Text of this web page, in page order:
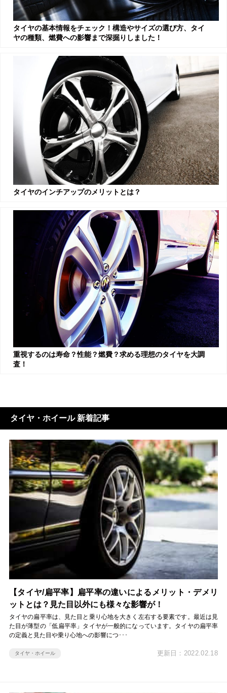
タイヤの基本情報をチェック！構造やサイズの選び方、タイ
ヤの種類、燃費への影響まで深掘りしました！
タイヤのインチアップのメリットとは？
重視するのは寿命？性能？燃費？求める理想のタイヤを大調
査！
タイヤ・ホイール 新着記事
【タイヤ/扁平率】扁平率の違いによるメリット・デメリ
ットとは？見た目以外にも様々な影響が！
タイヤの扁平率は、見た目と乗り心地を大きく左右する要素です。最近は見
た目が薄型の「低扁平率」タイヤが一般的になっています。タイヤの扁平率
の定義と見た目や乗り心地への影響につ･･･
タイヤ・ホイール 更新日：2022.02.18